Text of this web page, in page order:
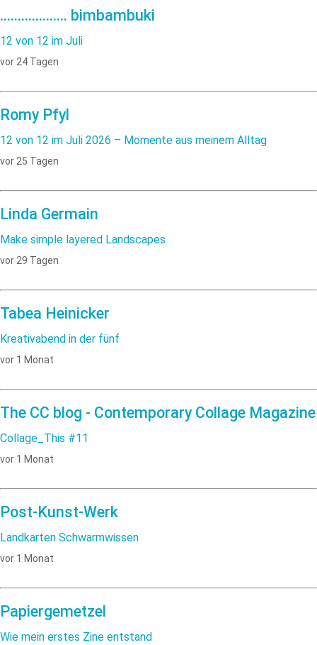
................... bimbambuki
12 von 12 im Juli
vor 24 Tagen
Romy Pfyl
12 von 12 im Juli 2026 – Momente aus meinem Alltag
vor 25 Tagen
Linda Germain
Make simple layered Landscapes
vor 29 Tagen
Tabea Heinicker
Kreativabend in der fünf
vor 1 Monat
The CC blog - Contemporary Collage Magazine
Collage_This #11
vor 1 Monat
Post-Kunst-Werk
Landkarten Schwarmwissen
vor 1 Monat
Papiergemetzel
Wie mein erstes Zine entstand